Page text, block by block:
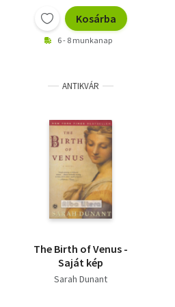
Kosárba
6 - 8 munkanap
ANTIKVÁR
The Birth of Venus -
Saját kép
Sarah Dunant